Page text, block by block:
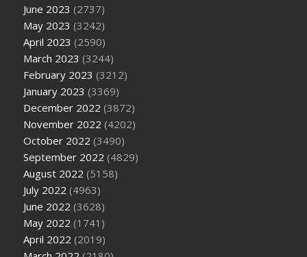
June 2023 (2737)
May 2023 (3242)
April 2023 (2590)
March 2023 (3244)
February 2023 (3212)
January 2023 (3369)
December 2022 (3872)
November 2022 (4202)
October 2022 (3490)
September 2022 (4829)
August 2022 (5158)
July 2022 (4963)
June 2022 (3628)
May 2022 (1741)
April 2022 (2019)